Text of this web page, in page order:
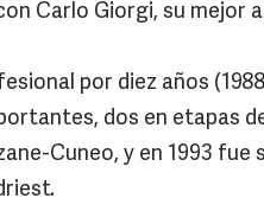
Carlo Giorgi, su mejor
por diez años
dos en etapas
Cuneo, y en 1993 fue